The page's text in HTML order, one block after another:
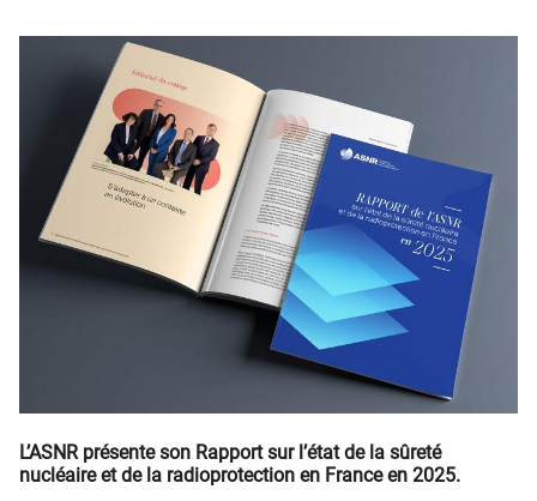
L’ASNR présente son Rapport sur l’état de la sûreté
nucléaire et de la radioprotection en France en 2025.